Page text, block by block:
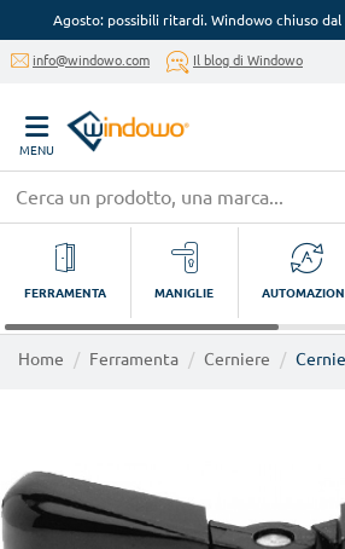
Agosto: possibili ritardi. Windowo chiuso dal
info@windowo.com Il blog di Windowo
MENU
FERRAMENTA MANIGLIE
Home Ferramenta Cerniere